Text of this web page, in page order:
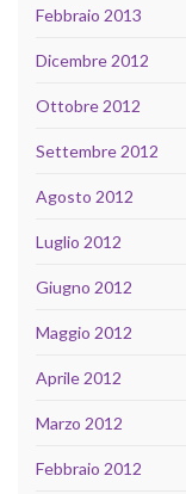
Febbraio 2013
Dicembre 2012
Ottobre 2012
Settembre 2012
Agosto 2012
Luglio 2012
Giugno 2012
Maggio 2012
Aprile 2012
Marzo 2012
Febbraio 2012